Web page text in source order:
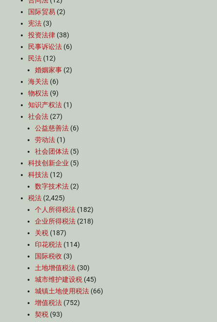
国际贸易 (2)
宪法 (3)
投资法律 (38)
民事诉讼法 (6)
民法 (12)
婚姻家事 (2)
海关法 (6)
物权法 (9)
知识产权法 (1)
社会法 (27)
公益慈善法 (6)
劳动法 (1)
社会团体法 (5)
科技创新企业 (5)
科技法 (12)
数字技术法 (2)
税法 (2,425)
个人所得税法 (182)
企业所得税法 (218)
关税 (187)
印花税法 (114)
国际税收 (3)
土地增值税法 (30)
城市维护建设税 (45)
城镇土地使用税法 (66)
增值税法 (752)
契税 (93)